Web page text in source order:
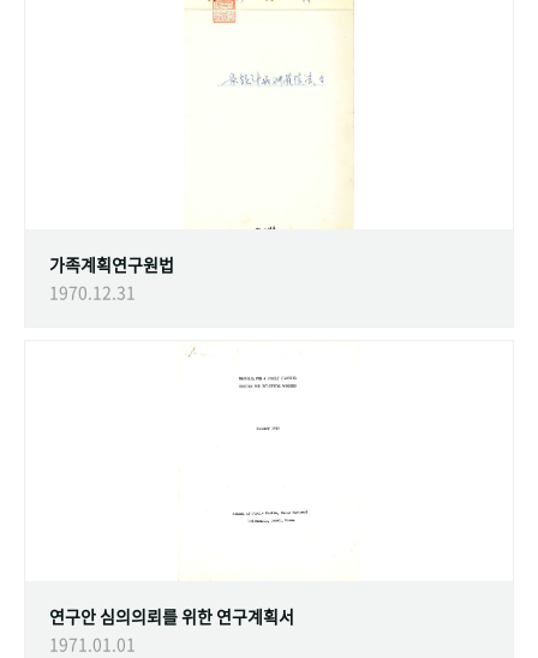
가족계획연구원법
1970.12.31
연구안 심의의뢰를 위한 연구계획서
1971.01.01